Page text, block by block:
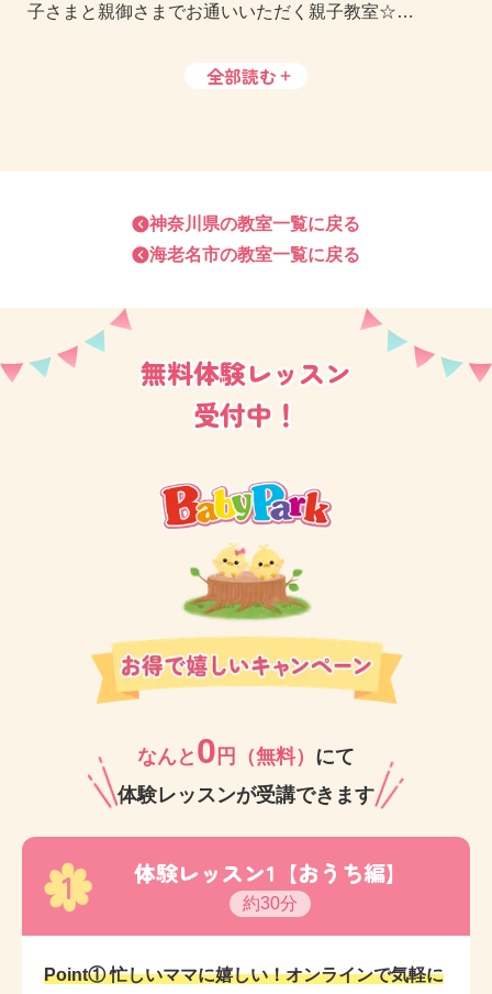
子さまと親御さまでお通いいただく親子教室☆
育児でついイライラしちゃうんだけど。
ビナウォーク海老名教室にはお子さま思いのご家庭が
たくさんいらっしゃいます。
ンを行っております。
ぜひ一度体験レッスンへお越しください！新しい生徒
さまをお待ちしております。
全部読む
神奈川県の教室一覧に戻る
海老名市の教室一覧に戻る
無料体験レッスン
受付中！
なんと 0 円（無料） にて
体験レッスンが受講できます
1 体験レッスン1【おうち編】
約30分
Point① 忙しいママに嬉しい！オンラインで気軽に